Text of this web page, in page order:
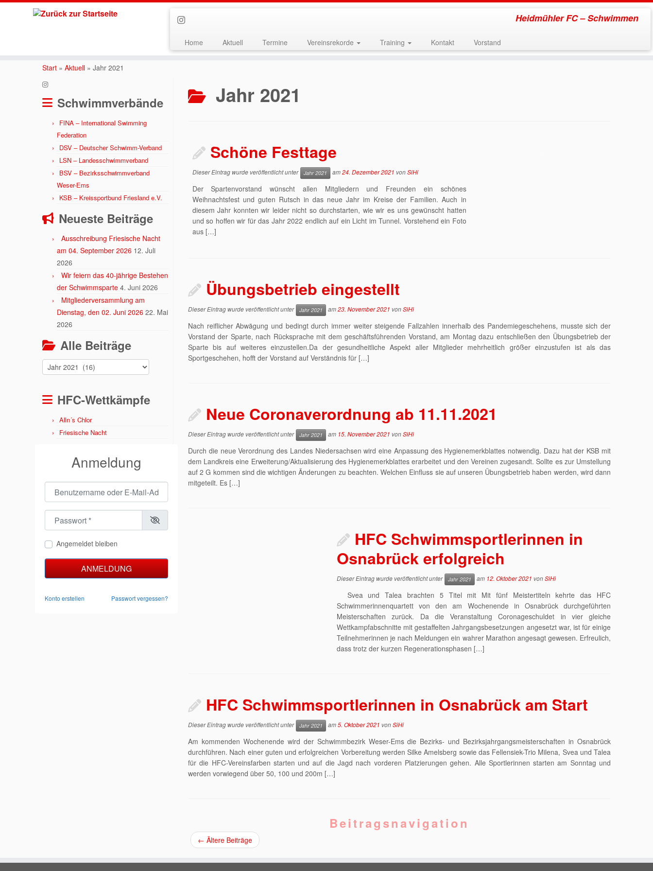
Heidmühler FC – Schwimmen
Home Aktuell Termine Vereinsrekorde Training Kontakt Vorstand
Start » Aktuell » Jahr 2021
Schwimmverbände
FINA – International Swimming
Federation
DSV – Deutscher Schwimm-Verband
LSN – Landesschwimmverband
BSV – Bezirksschwimmverband
Weser-Ems
KSB – Kreissportbund Friesland e.V.
Neueste Beiträge
Ausschreibung Friesische Nacht
am 04. September 2026 12. Juli
2026
Wir feiern das 40-jährige Bestehen
der Schwimmsparte 4. Juni 2026
Mitgliederversammlung am
Dienstag, den 02. Juni 2026 22. Mai
2026
Alle Beiträge
Alle
Beiträge
HFC-Wettkämpfe
Alln´s Chlor
Friesische Nacht
Anmeldung
Angemeldet bleiben
ANMELDUNG
Konto erstellen Passwort vergessen?
Jahr 2021
Schöne Festtage
Dieser Eintrag wurde veröffentlicht unter Jahr 2021 am24. Dezember 2021 vonSiHi
Der Spartenvorstand wünscht allen Mitgliedern und Freunden ein schönes
Weihnachtsfest und guten Rutsch in das neue Jahr im Kreise der Familien. Auch in
diesem Jahr konnten wir leider nicht so durchstarten, wie wir es uns gewünscht hatten
und so hoffen wir für das Jahr 2022 endlich auf ein Licht im Tunnel. Vorstehend ein Foto
aus […]
Übungsbetrieb eingestellt
Dieser Eintrag wurde veröffentlicht unter Jahr 2021 am23. November 2021 vonSiHi
Nach reiflicher Abwägung und bedingt durch immer weiter steigende Fallzahlen innerhalb des Pandemiegeschehens, musste sich der
Vorstand der Sparte, nach Rücksprache mit dem geschäftsführenden Vorstand, am Montag dazu entschließen den Übungsbetrieb der
Sparte bis auf weiteres einzustellen.Da der gesundheitliche Aspekt aller Mitglieder mehrheitlich größer einzustufen ist als das
Sportgeschehen, hofft der Vorstand auf Verständnis für […]
Neue Coronaverordnung ab 11.11.2021
Dieser Eintrag wurde veröffentlicht unter Jahr 2021 am 15. November 2021 vonSiHi
Durch die neue Verordnung des Landes Niedersachsen wird eine Anpassung des Hygienemerkblattes notwendig. Dazu hat der KSB mit
dem Landkreis eine Erweiterung/Aktualisierung des Hygienemerkblattes erarbeitet und den Vereinen zugesandt. Sollte es zur Umstellung
auf 2 G kommen sind die wichtigen Änderungen zu beachten. Welchen Einfluss sie auf unseren Übungsbetrieb haben werden, wird dann
mitgeteilt. Es […]
HFC Schwimmsportlerinnen in
Osnabrück erfolgreich
Dieser Eintrag wurde veröffentlicht unter Jahr 2021 am 12. Oktober 2021 vonSiHi
Svea und Talea brachten 5 Titel mit Mit fünf Meistertiteln kehrte das HFC
Schwimmerinnenquartett von den am Wochenende in Osnabrück durchgeführten
Meisterschaften zurück. Da die Veranstaltung Coronageschuldet in vier gleiche
Wettkampfabschnitte mit gestaffelten Jahrgangsbesetzungen angesetzt war, ist für einige
Teilnehmerinnen je nach Meldungen ein wahrer Marathon angesagt gewesen. Erfreulich,
dass trotz der kurzen Regenerationsphasen […]
HFC Schwimmsportlerinnen in Osnabrück am Start
Dieser Eintrag wurde veröffentlicht unter Jahr 2021 am5. Oktober 2021 vonSiHi
Am kommenden Wochenende wird der Schwimmbezirk Weser-Ems die Bezirks- und Bezirksjahrgangsmeisterschaften in Osnabrück
durchführen. Nach einer guten und erfolgreichen Vorbereitung werden Silke Amelsberg sowie das Fellensiek-Trio Milena, Svea und Talea
für die HFC-Vereinsfarben starten und auf die Jagd nach vorderen Platzierungen gehen. Alle Sportlerinnen starten am Sonntag und
werden vorwiegend über 50, 100 und 200m […]
Beitragsnavigation
← Ältere Beiträge